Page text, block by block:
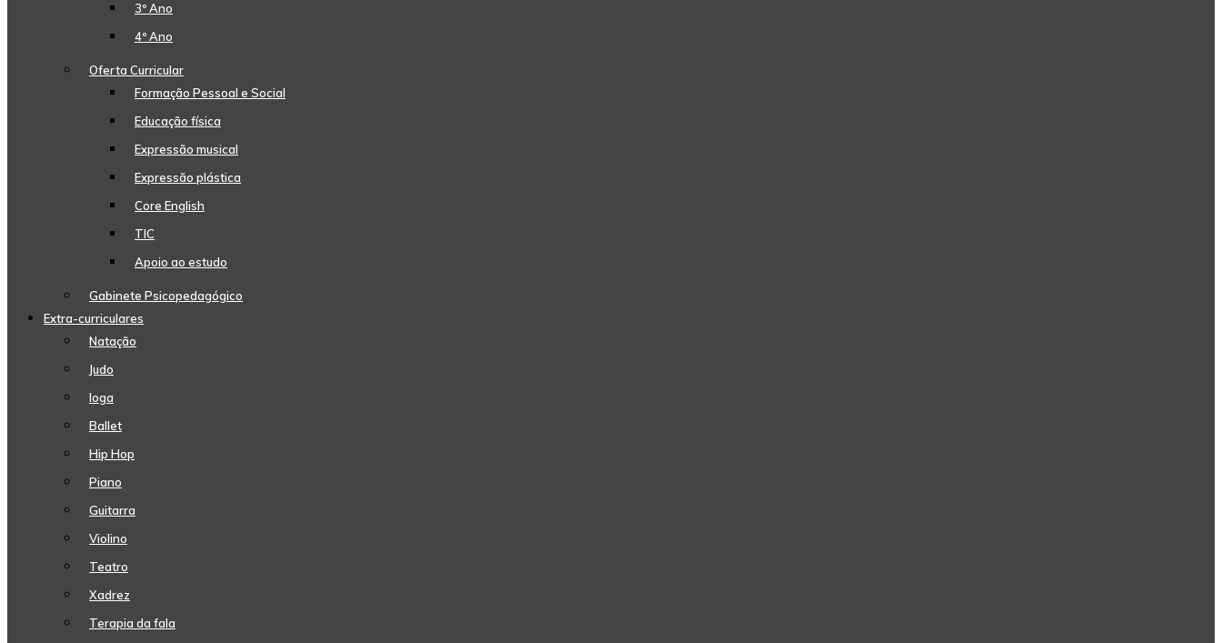
3º Ano
4º Ano
Oferta Curricular
Formação Pessoal e Social
Educação física
Expressão musical
Expressão plástica
Core English
TIC
Apoio ao estudo
Gabinete Psicopedagógico
Extra-curriculares
Natação
Judo
Ioga
Ballet
Hip Hop
Piano
Guitarra
Violino
Teatro
Xadrez
Terapia da fala